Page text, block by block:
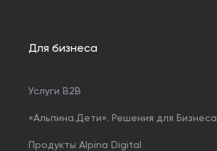
Для бизнеса
Услуги B2B
«Альпина.Дети». Решения для Бизнеса
Продукты Alpina Digital